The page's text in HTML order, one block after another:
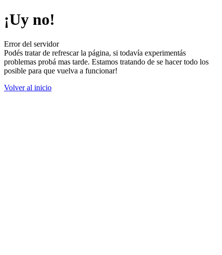
¡Uy no!
Error del servidor
Podés tratar de refrescar la página, si todavía experimentás
problemas probá mas tarde. Estamos tratando de se hacer todo los
posible para que vuelva a funcionar!
Volver al inicio